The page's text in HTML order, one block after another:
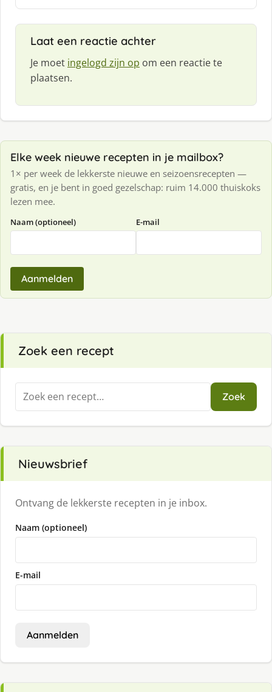
:
Laat een reactie achter
Je moet ingelogd zijn op om een reactie te
plaatsen.
Elke week nieuwe recepten in je mailbox?
1× per week de lekkerste nieuwe en seizoensrecepten —
gratis, en je bent in goed gezelschap: ruim 14.000 thuiskoks
lezen mee.
Naam (optioneel) E-mail
Aanmelden
Zoek een recept
Zoeken
naar:
Zoek
Nieuwsbrief
Ontvang de lekkerste recepten in je inbox.
Naam (optioneel)
E-mail
Aanmelden